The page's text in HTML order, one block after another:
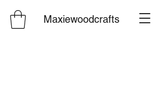
Maxiewoodcrafts